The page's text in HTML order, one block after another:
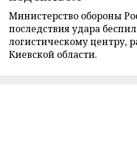
Министерство обороны
последствия удара
логистическому центру,
Киевской области.